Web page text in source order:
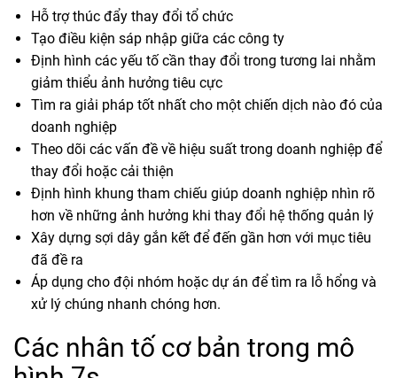
Hỗ trợ thúc đẩy thay đổi tổ chức
Tạo điều kiện sáp nhập giữa các công ty
Định hình các yếu tố cần thay đổi trong tương lai nhằm
giảm thiểu ảnh hưởng tiêu cực
Tìm ra giải pháp tốt nhất cho một chiến dịch nào đó của
doanh nghiệp
Theo dõi các vấn đề về hiệu suất trong doanh nghiệp để
thay đổi hoặc cải thiện
Định hình khung tham chiếu giúp doanh nghiệp nhìn rõ
hơn về những ảnh hưởng khi thay đổi hệ thống quản lý
Xây dựng sợi dây gắn kết để đến gần hơn với mục tiêu
đã đề ra
Áp dụng cho đội nhóm hoặc dự án để tìm ra lỗ hổng và
xử lý chúng nhanh chóng hơn.
Các nhân tố cơ bản trong mô